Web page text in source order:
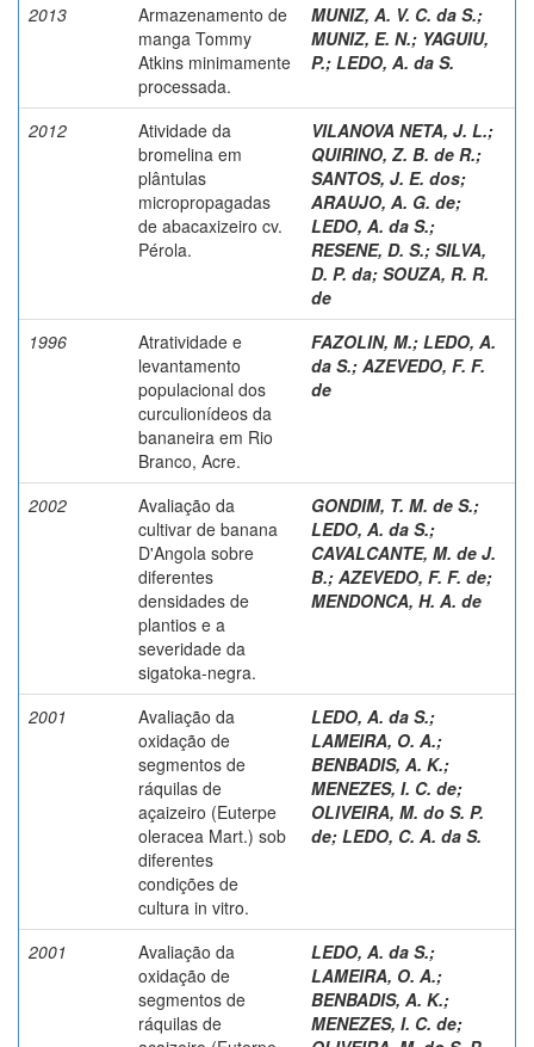
2013
Armazenamento de
manga Tommy
Atkins minimamente
processada.
MUNIZ, A. V. C. da S.;
MUNIZ, E. N.; YAGUIU,
P.; LEDO, A. da S.
2012
Atividade da
bromelina em
plântulas
micropropagadas
de abacaxizeiro cv.
Pérola.
VILANOVA NETA, J. L.;
QUIRINO, Z. B. de R.;
SANTOS, J. E. dos;
ARAUJO, A. G. de;
LEDO, A. da S.;
RESENE, D. S.; SILVA,
D. P. da; SOUZA, R. R.
de
1996
Atratividade e
levantamento
populacional dos
curculionídeos da
bananeira em Rio
Branco, Acre.
FAZOLIN, M.; LEDO, A.
da S.; AZEVEDO, F. F.
de
2002
Avaliação da
cultivar de banana
D'Angola sobre
diferentes
densidades de
plantios e a
severidade da
sigatoka-negra.
GONDIM, T. M. de S.;
LEDO, A. da S.;
CAVALCANTE, M. de J.
B.; AZEVEDO, F. F. de;
MENDONCA, H. A. de
2001
Avaliação da
oxidação de
segmentos de
ráquilas de
açaizeiro (Euterpe
oleracea Mart.) sob
diferentes
condições de
cultura in vitro.
LEDO, A. da S.;
LAMEIRA, O. A.;
BENBADIS, A. K.;
MENEZES, I. C. de;
OLIVEIRA, M. do S. P.
de; LEDO, C. A. da S.
2001
Avaliação da
oxidação de
segmentos de
ráquilas de
LEDO, A. da S.;
LAMEIRA, O. A.;
BENBADIS, A. K.;
MENEZES, I. C. de;